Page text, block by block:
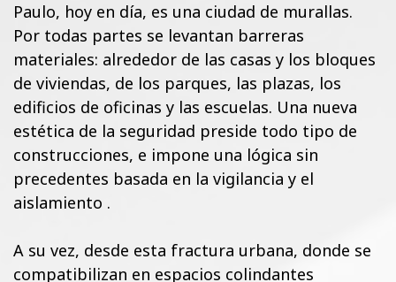
Paulo, hoy en día, es una ciudad de murallas.
Por todas partes se levantan barreras
materiales: alrededor de las casas y los bloques
de viviendas, de los parques, las plazas, los
edificios de oficinas y las escuelas. Una nueva
estética de la seguridad preside todo tipo de
construcciones, e impone una lógica sin
precedentes basada en la vigilancia y el
aislamiento .
A su vez, desde esta fractura urbana, donde se
compatibilizan en espacios colindantes